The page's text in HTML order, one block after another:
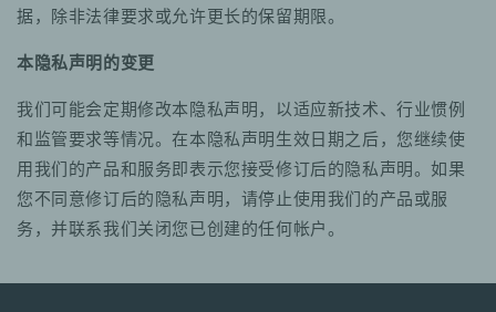
据，除非法律要求或允许更长的保留期限。
本隐私声明的变更
我们可能会定期修改本隐私声明，以适应新技术、行业惯例
和监管要求等情况。在本隐私声明生效日期之后，您继续使
用我们的产品和服务即表示您接受修订后的隐私声明。如果
您不同意修订后的隐私声明，请停止使用我们的产品或服
务，并联系我们关闭您已创建的任何帐户。